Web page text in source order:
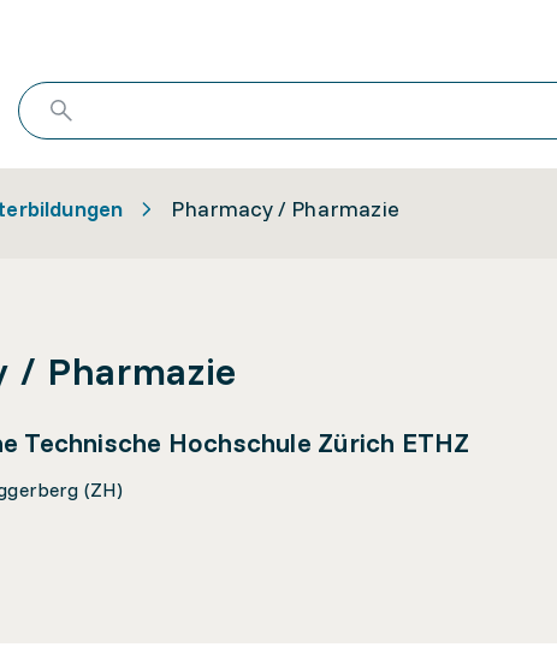
Pharmacy / Pharmazie
/ Pharmazie
Technische Hochschule Zürich ETHZ
(ZH)